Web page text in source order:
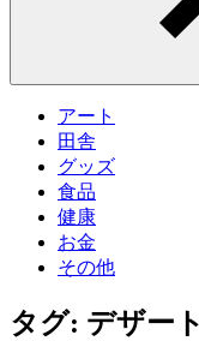
アート
田舎
グッズ
食品
健康
お金
その他
タグ: デザー